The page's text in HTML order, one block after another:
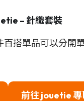
– 針織套裝
搭單品可以分開
前往jouetie